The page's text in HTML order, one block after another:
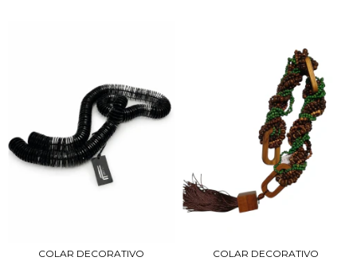
COLAR DECORATIVO COLAR DECORATIVO